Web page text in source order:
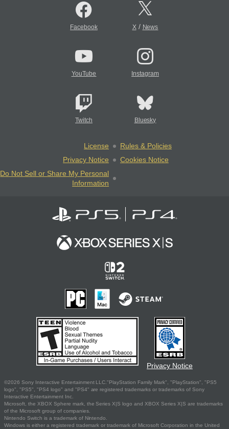
Facebook X/ News
YouTube Instagram
Twitch Bluesky
License
Rules & Policies
Privacy Notice
Cookies Notice
Do Not Sell or Share My Personal
Information
Privacy Notice
©2026 Sony Interactive Entertainment LLC."PlayStation Family Mark", "PlayStation", "PS5
logo", "PS5", "PS4 logo" and "PS4" are registered trademarks or trademarks of Sony
Interactive Entertainment Inc.
Microsoft, the XBOX Sphere mark, the Series X|S logo and XBOX Series X|S are trademarks
of the Microsoft group of companies.
Nintendo Switch is a trademark of Nintendo.
Windows is either a registered trademark or trademark of Microsoft Corporation in the United